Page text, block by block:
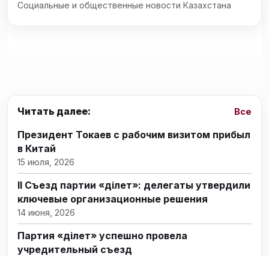
Социальные и общественные новости Казахстана
Читать далее: Все
Президент Токаев с рабочим визитом прибыл
в Китай
15 июля, 2026
II Съезд партии «Әділет»: делегаты утвердили
ключевые организационные решения
14 июня, 2026
Партия «Әділет» успешно провела
учредительный съезд